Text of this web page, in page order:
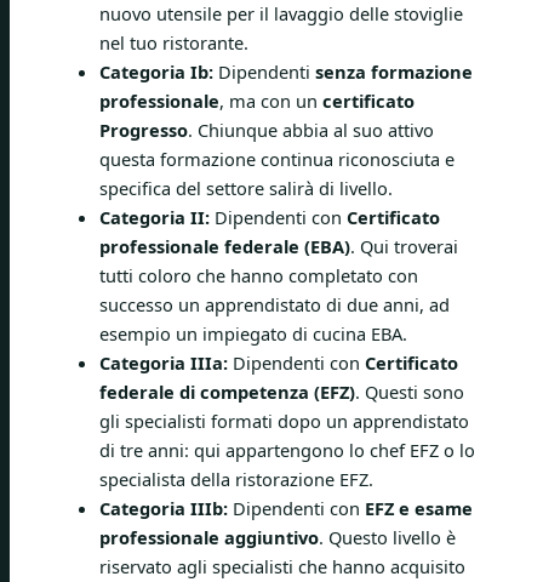
nuovo utensile per il lavaggio delle stoviglie
nel tuo ristorante.
Categoria Ib: Dipendenti senza formazione
professionale, ma con un certificato
Progresso. Chiunque abbia al suo attivo
questa formazione continua riconosciuta e
specifica del settore salirà di livello.
Categoria II: Dipendenti con Certificato
professionale federale (EBA). Qui troverai
tutti coloro che hanno completato con
successo un apprendistato di due anni, ad
esempio un impiegato di cucina EBA.
Categoria IIIa: Dipendenti con Certificato
federale di competenza (EFZ). Questi sono
gli specialisti formati dopo un apprendistato
di tre anni: qui appartengono lo chef EFZ o lo
specialista della ristorazione EFZ.
Categoria IIIb: Dipendenti con EFZ e esame
professionale aggiuntivo. Questo livello è
riservato agli specialisti che hanno acquisito